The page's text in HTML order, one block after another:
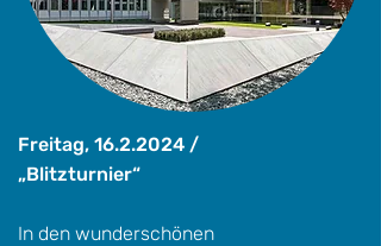
Freitag, 16.2.2024 /
„Blitzturnier“
In den wunderschönen